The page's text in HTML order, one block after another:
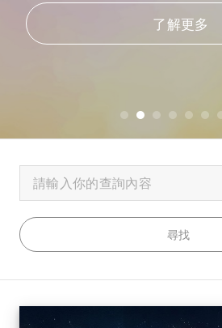
了解更多
了解更多
0 1 2 3 4 5